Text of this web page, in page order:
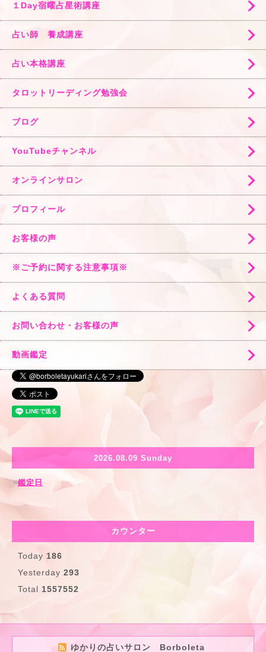
１Day宿曜占星術講座
占い師 養成講座
占い本格講座
タロットリーディング勉強会
ブログ
YouTubeチャンネル
オンラインサロン
プロフィール
お客様の声
※ご予約に関する注意事項※
よくある質問
お問い合わせ・お客様の声
動画鑑定
2026.08.09 Sunday
鑑定日
カウンター
Today 186
Yesterday 293
Total 1557552
ゆかりの占いサロン Borboleta